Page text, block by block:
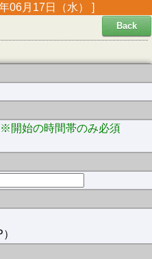
06月17日（水） ]
Back
※開始の時間帯のみ必須